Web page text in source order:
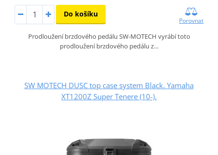
Do košíku
Porovnat
Prodloužení brzdového pedálu SW-MOTECH vyrábí toto
prodloužení brzdového pedálu z…
SW MOTECH DUSC top case system Black. Yamaha
XT1200Z Super Tenere (10-).